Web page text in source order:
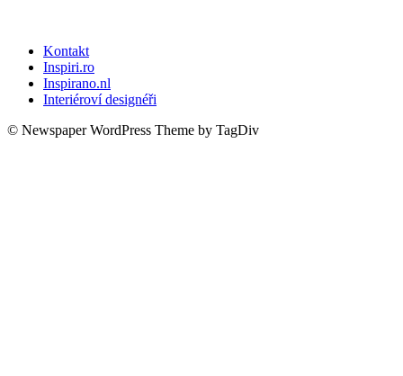
Kontakt
Inspiri.ro
Inspirano.nl
Interiéroví designéři
© Newspaper WordPress Theme by TagDiv